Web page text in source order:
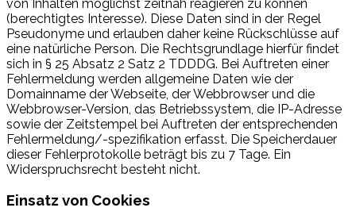
von Inhalten möglichst zeitnah reagieren zu können
(berechtigtes Interesse). Diese Daten sind in der Regel
Pseudonyme und erlauben daher keine Rückschlüsse auf
eine natürliche Person. Die Rechtsgrundlage hierfür findet
sich in § 25 Absatz 2 Satz 2 TDDDG. Bei Auftreten einer
Fehlermeldung werden allgemeine Daten wie der
Domainname der Webseite, der Webbrowser und die
Webbrowser-Version, das Betriebssystem, die IP-Adresse
sowie der Zeitstempel bei Auftreten der entsprechenden
Fehlermeldung/-spezifikation erfasst. Die Speicherdauer
dieser Fehlerprotokolle beträgt bis zu 7 Tage. Ein
Widerspruchsrecht besteht nicht.
Einsatz von Cookies